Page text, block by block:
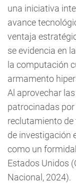
una iniciativa
avance
ventaja
se evidencia en
la computación
armamento
Al aprovechar
patrocinadas
reclutamiento
de investigación
como un
Estados Unidos
Nacional, 2024).